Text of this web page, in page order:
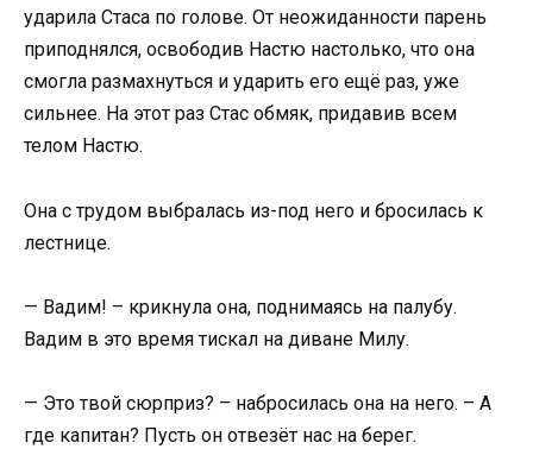
ударила Стаса по голове. От неожиданности парень
приподнялся, освободив Настю настолько, что она
смогла размахнуться и ударить его ещё раз, уже
сильнее. На этот раз Стас обмяк, придавив всем
телом Настю.
Она с трудом выбралась из-под него и бросилась к
лестнице.
— Вадим! – крикнула она, поднимаясь на палубу.
Вадим в это время тискал на диване Милу.
— Это твой сюрприз? – набросилась она на него. – А
где капитан? Пусть он отвезёт нас на берег.